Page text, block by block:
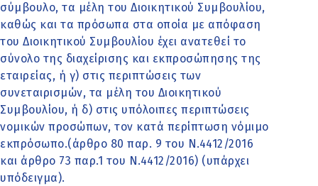
σύμβουλο, τα μέλη του Διοικητικού Συμβουλίου,
καθώς και τα πρόσωπα στα οποία με απόφαση
του Διοικητικού Συμβουλίου έχει ανατεθεί το
σύνολο της διαχείρισης και εκπροσώπησης της
εταιρείας, ή γ) στις περιπτώσεις των
συνεταιρισμών, τα μέλη του Διοικητικού
Συμβουλίου, ή δ) στις υπόλοιπες περιπτώσεις
νομικών προσώπων, τον κατά περίπτωση νόμιμο
εκπρόσωπο.(άρθρο 80 παρ. 9 του Ν.4412/2016
και άρθρο 73 παρ.1 του Ν.4412/2016) (υπάρχει
υπόδειγμα).